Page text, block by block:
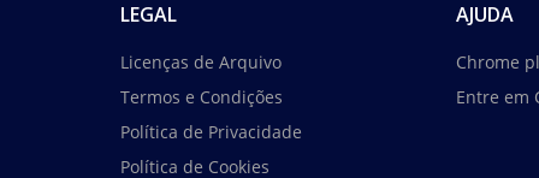
LEGAL
Licenças de Arquivo
Termos e Condições
Política de Privacidade
Política de Cookies
AJUDA
Chrome
Entre em